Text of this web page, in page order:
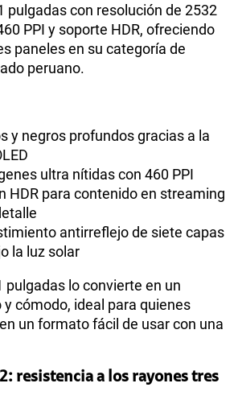
Si
Facial
Si
146.7 × 71.5 × 7.8 mm
Si
SIM Sí
pulgadas con resolución de 2532
PPI y soporte HDR, ofreciendo
paneles en su categoría de
peruano.
y negros profundos gracias a la
ultra nítidas con 460 PPI
HDR para contenido en streaming
antirreflejo de siete capas
la luz solar
pulgadas lo convierte en un
cómodo, ideal para quienes
un formato fácil de usar con una
resistencia a los rayones tres